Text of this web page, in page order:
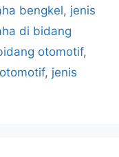
bengkel, jenis
di bidang
otomotif,
, jenis